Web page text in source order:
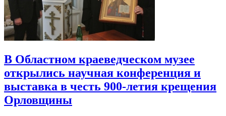
В Областном краеведческом музее
открылись научная конференция и
выставка в честь 900-летия крещения
Орловщины